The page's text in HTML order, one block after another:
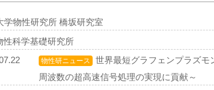
学物性研究所 橋坂研究室
性科学基礎研究所
物性研ニュース
世界最短グラフェンプラズモ
周波数の超高速信号処理の実現に貢献～